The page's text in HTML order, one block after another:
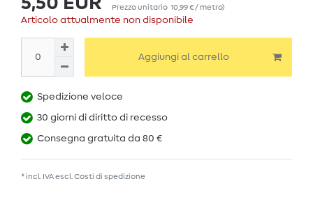
Prezzo unitario 10,99 € / metro)
Articolo attualmente non disponibile
Aggiungi al carrello
Spedizione veloce
30 giorni di diritto di recesso
Consegna gratuita da 80 €
* incl. IVA escl.Costi di spedizione